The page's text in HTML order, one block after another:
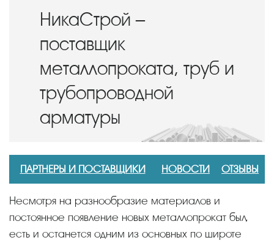
НикаСтрой –
поставщик
металлопроката, труб и
трубопроводной
арматуры
ПАРТНЕРЫ И ПОСТАВЩИКИ НОВОСТИ ОТЗЫВЫ
Несмотря на разнообразие материалов и
постоянное появление новых металлопрокат был,
есть и останется одним из основных по широте